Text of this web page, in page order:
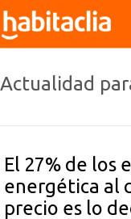
Actualidad
El 27% de los
energética al
precio es lo